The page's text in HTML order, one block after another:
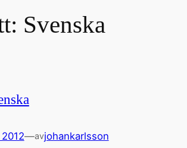
Svenska
—avjohankarlsson